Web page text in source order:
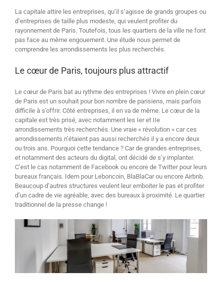
La capitale attire les entreprises, qu’il s’agisse de grands groupes ou
d’entreprises de taille plus modeste, qui veulent profiter du
rayonnement de Paris. Toutefois, tous les quartiers de la ville ne font
pas face au même engouement. Une étude nous permet de
comprendre les arrondissements les plus recherchés.
Le cœur de Paris, toujours plus attractif
Le cœur de Paris bat au rythme des entreprises ! Vivre en plein cœur
de Paris est un souhait pour bon nombre de parisiens, mais parfois
difficile à s’offrir. Côté entreprises, il en va de même. Le cœur de la
capitale est très prisé, avec notamment les Ier et IIe
arrondissements très recherchés. Une vraie « révolution » car ces
arrondissements n’étaient pas aussi recherchés il y a encore deux
ou trois ans. Pourquoi cette tendance ? Car de grandes entreprises,
et notamment des acteurs du digital, ont décidé de s’y implanter.
C’est le cas notamment de Facebook ou encore de Twitter pour leurs
bureaux français. Idem pour Leboncoin, BlaBlaCar ou encore Airbnb.
Beaucoup d’autres structures veulent leur emboiter le pas et profiter
d’un cadre de vie agréable, avec des bureaux à proximité. Le quartier
traditionnel de la presse change !